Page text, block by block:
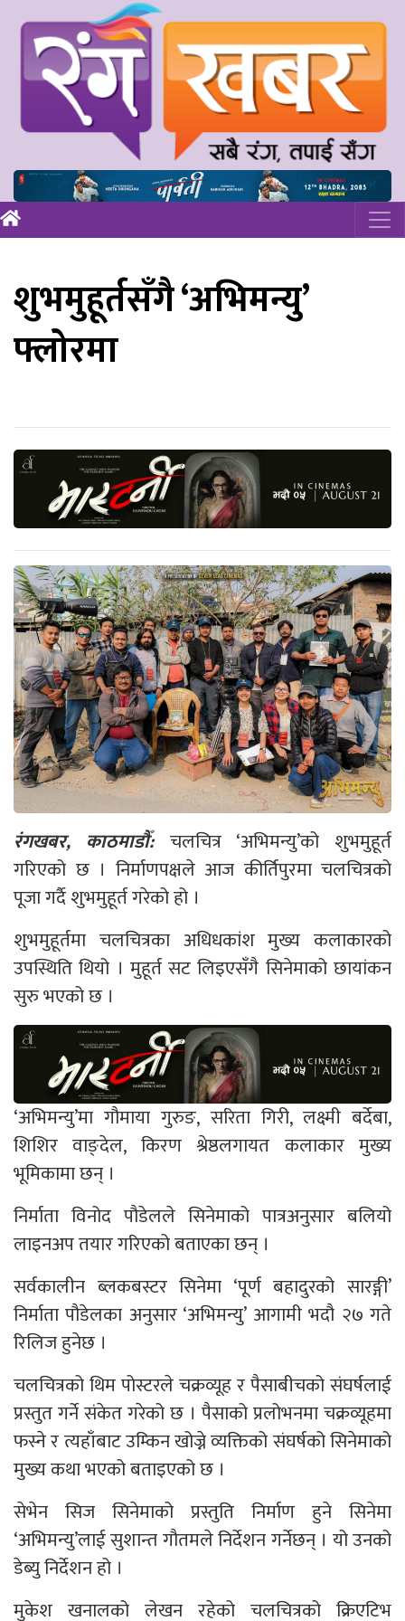
शुभमुहूर्तसँगै ‘अभिमन्यु’
फ्लोरमा
रंगखबर, काठमाडौँ: चलचित्र ‘अभिमन्यु’को शुभमुहूर्त
गरिएको छ । निर्माणपक्षले आज कीर्तिपुरमा चलचित्रको
पूजा गर्दै शुभमुहूर्त गरेको हो ।
शुभमुहूर्तमा चलचित्रका अधिधकांश मुख्य कलाकारको
उपस्थिति थियो । मुहूर्त सट लिइएसँगै सिनेमाको छायांकन
सुरु भएको छ ।
‘अभिमन्यु’मा गौमाया गुरुङ, सरिता गिरी, लक्ष्मी बर्देबा,
शिशिर वाङ्देल, किरण श्रेष्ठलगायत कलाकार मुख्य
भूमिकामा छन् ।
निर्माता विनोद पौडेलले सिनेमाको पात्रअनुसार बलियो
लाइनअप तयार गरिएको बताएका छन् ।
सर्वकालीन ब्लकबस्टर सिनेमा ‘पूर्ण बहादुरको सारङ्गी’
निर्माता पौडेलका अनुसार ‘अभिमन्यु’ आगामी भदौ २७ गते
रिलिज हुनेछ ।
चलचित्रको थिम पोस्टरले चक्रव्यूह र पैसाबीचको संघर्षलाई
प्रस्तुत गर्ने संकेत गरेको छ । पैसाको प्रलोभनमा चक्रव्यूहमा
फस्ने र त्यहाँबाट उम्किन खोज्ने व्यक्तिको संघर्षको सिनेमाको
मुख्य कथा भएको बताइएको छ ।
सेभेन सिज सिनेमाको प्रस्तुति निर्माण हुने सिनेमा
‘अभिमन्यु’लाई सुशान्त गौतमले निर्देशन गर्नेछन् । यो उनको
डेब्यु निर्देशन हो ।
मुकेश खनालको लेखन रहेको चलचित्रको क्रिएटिभ